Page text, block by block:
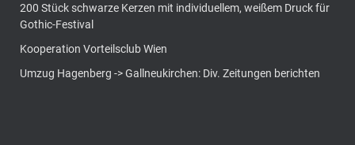
200 Stück schwarze Kerzen mit individuellem, weißem Druck für
Gothic-Festival
Kooperation Vorteilsclub Wien
Umzug Hagenberg -> Gallneukirchen: Div. Zeitungen berichten